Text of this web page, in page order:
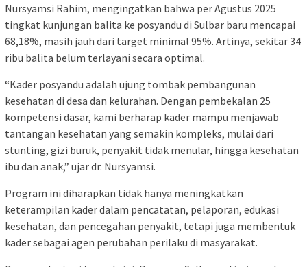
Nursyamsi Rahim, mengingatkan bahwa per Agustus 2025
tingkat kunjungan balita ke posyandu di Sulbar baru mencapai
68,18%, masih jauh dari target minimal 95%. Artinya, sekitar 34
ribu balita belum terlayani secara optimal.
“Kader posyandu adalah ujung tombak pembangunan
kesehatan di desa dan kelurahan. Dengan pembekalan 25
kompetensi dasar, kami berharap kader mampu menjawab
tantangan kesehatan yang semakin kompleks, mulai dari
stunting, gizi buruk, penyakit tidak menular, hingga kesehatan
ibu dan anak,” ujar dr. Nursyamsi.
Program ini diharapkan tidak hanya meningkatkan
keterampilan kader dalam pencatatan, pelaporan, edukasi
kesehatan, dan pencegahan penyakit, tetapi juga membentuk
kader sebagai agen perubahan perilaku di masyarakat.